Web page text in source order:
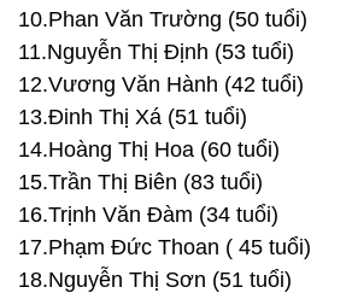
10.Phan Văn Trường (50 tuổi)
11.Nguyễn Thị Định (53 tuổi)
12.Vương Văn Hành (42 tuổi)
13.Đinh Thị Xá (51 tuổi)
14.Hoàng Thị Hoa (60 tuổi)
15.Trần Thị Biên (83 tuổi)
16.Trịnh Văn Đàm (34 tuổi)
17.Phạm Đức Thoan ( 45 tuổi)
18.Nguyễn Thị Sơn (51 tuổi)